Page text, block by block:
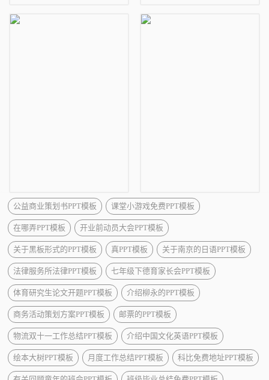
公益商业策划书PPT模板 课堂小游戏免费PPT模板
在哪弄PPT模板 开业前动员大会PPT模板
关于黑板形式的PPT模板 真PPT模板 关于南京的日语PPT模板
法律服务所法律PPT模板 七年级下德育家长会PPT模板
体育研究生论文开题PPT模板 介绍柳永的PPT模板
商务活动策划方案PPT模板 邮票的PPT模板
物流双十一工作总结PPT模板 介绍中国文化英语PPT模板
绘本大树PPT模板 月度工作总结PPT模板 科比免费地址PPT模板